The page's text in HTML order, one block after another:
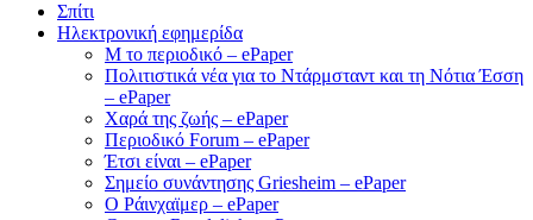
Σπίτι
Ηλεκτρονική εφημερίδα
M το περιοδικό – ePaper
Πολιτιστικά νέα για το Ντάρμσταντ και τη Νότια Έσση
– ePaper
Χαρά της ζωής – ePaper
Περιοδικό Forum – ePaper
Έτσι είναι – ePaper
Σημείο συνάντησης Griesheim – ePaper
Ο Ράινχαϊμερ – ePaper